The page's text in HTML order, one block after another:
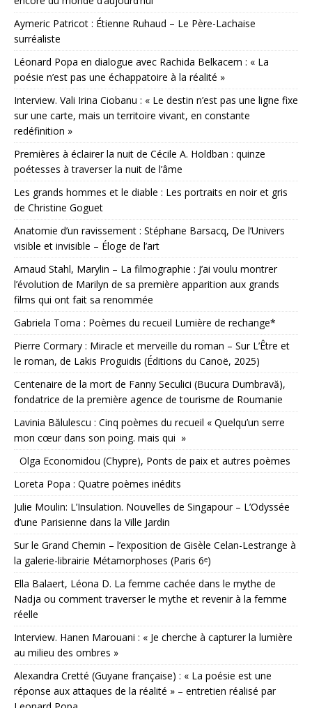
Aymeric Patricot : Étienne Ruhaud – Le Père-Lachaise
surréaliste
Léonard Popa en dialogue avec Rachida Belkacem : « La
poésie n’est pas une échappatoire à la réalité »
Interview. Vali Irina Ciobanu : « Le destin n’est pas une ligne fixe
sur une carte, mais un territoire vivant, en constante
redéfinition »
Premières à éclairer la nuit de Cécile A. Holdban : quinze
poétesses à traverser la nuit de l’âme
Les grands hommes et le diable : Les portraits en noir et gris
de Christine Goguet
Anatomie d’un ravissement : Stéphane Barsacq, De l’Univers
visible et invisible – Éloge de l’art
Arnaud Stahl, Marylin – La filmographie : J’ai voulu montrer
l’évolution de Marilyn de sa première apparition aux grands
films qui ont fait sa renommée
Gabriela Toma : Poèmes du recueil Lumière de rechange*
Pierre Cormary : Miracle et merveille du roman – Sur L’Être et
le roman, de Lakis Proguidis (Éditions du Canoë, 2025)
Centenaire de la mort de Fanny Seculici (Bucura Dumbravă),
fondatrice de la première agence de tourisme de Roumanie
Lavinia Bălulescu : Cinq poèmes du recueil « Quelqu’un serre
mon cœur dans son poing. mais qui »
Olga Economidou (Chypre), Ponts de paix et autres poèmes
Loreta Popa : Quatre poèmes inédits
Julie Moulin: L’Insulation. Nouvelles de Singapour – L’Odyssée
d’une Parisienne dans la Ville Jardin
Sur le Grand Chemin – l’exposition de Gisèle Celan-Lestrange à
la galerie-librairie Métamorphoses (Paris 6ᵉ)
Ella Balaert, Léona D. La femme cachée dans le mythe de
Nadja ou comment traverser le mythe et revenir à la femme
réelle
Interview. Hanen Marouani : « Je cherche à capturer la lumière
au milieu des ombres »
Alexandra Cretté (Guyane française) : « La poésie est une
réponse aux attaques de la réalité » – entretien réalisé par